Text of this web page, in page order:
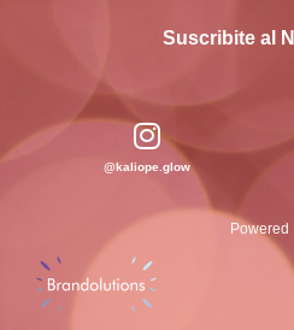
Suscribite al
@kaliope.glow
Powered